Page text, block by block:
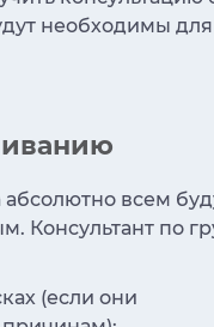
необходимы
абсолютно всем
по
(если они